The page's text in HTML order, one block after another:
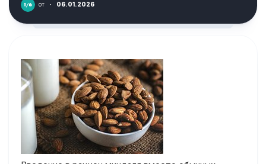
от · 06.01.2026